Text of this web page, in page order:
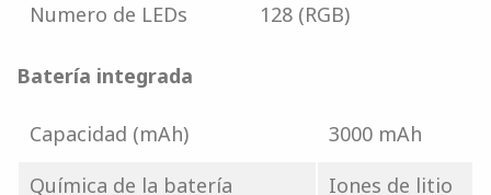
Numero de LEDs
128 (RGB)
Batería integrada
Capacidad (mAh)
3000 mAh
Química de la batería
Iones de litio